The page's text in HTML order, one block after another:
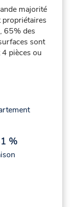
majorité
propriétaires
65% des
sont
pièces ou
%